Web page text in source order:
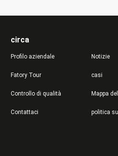
circa
Profilo aziendale
Fatory Tour
Controllo di qualità
Contattaci
Notizie
casi
Mappa